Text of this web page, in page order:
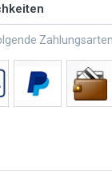
Zahlungsarten